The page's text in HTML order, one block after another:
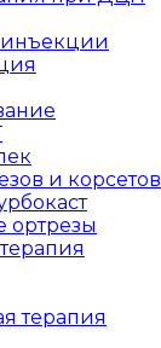
инъекции
и корсетов
ортрезы
терапия